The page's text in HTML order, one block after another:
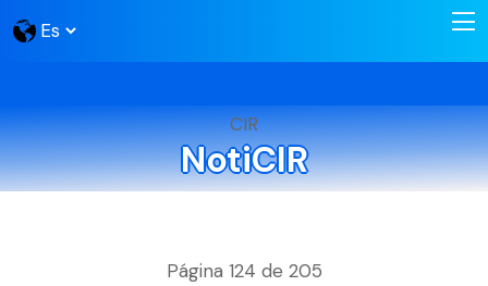
CIR
NotiCIR
Página 124 de 205